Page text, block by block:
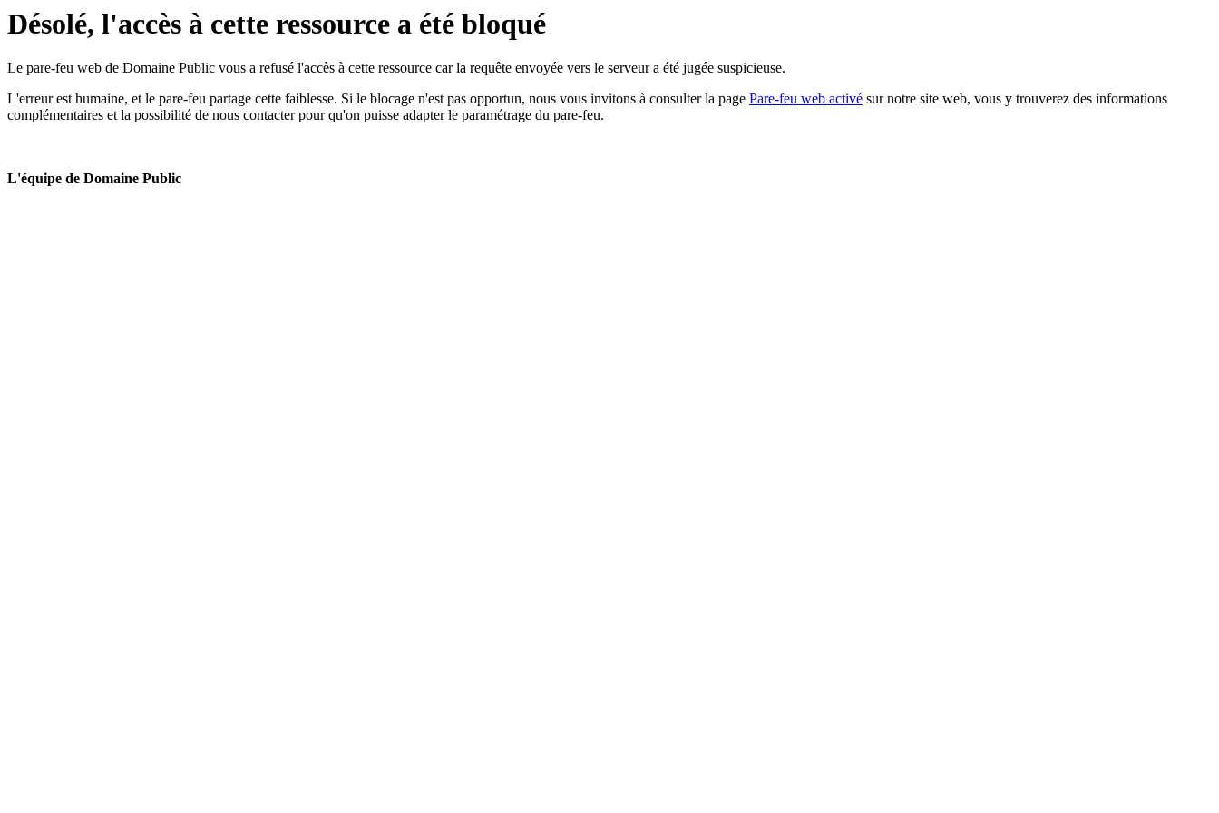
Désolé, l'accès à cette ressource a été bloqué
Le pare-feu web de Domaine Public vous a refusé l'accès à cette ressource car la requête envoyée vers le serveur a été jugée suspicieuse.
L'erreur est humaine, et le pare-feu partage cette faiblesse. Si le blocage n'est pas opportun, nous vous invitons à consulter la page Pare-feu web activé sur notre site web, vous y trouverez des informations
complémentaires et la possibilité de nous contacter pour qu'on puisse adapter le paramétrage du pare-feu.
L'équipe de Domaine Public